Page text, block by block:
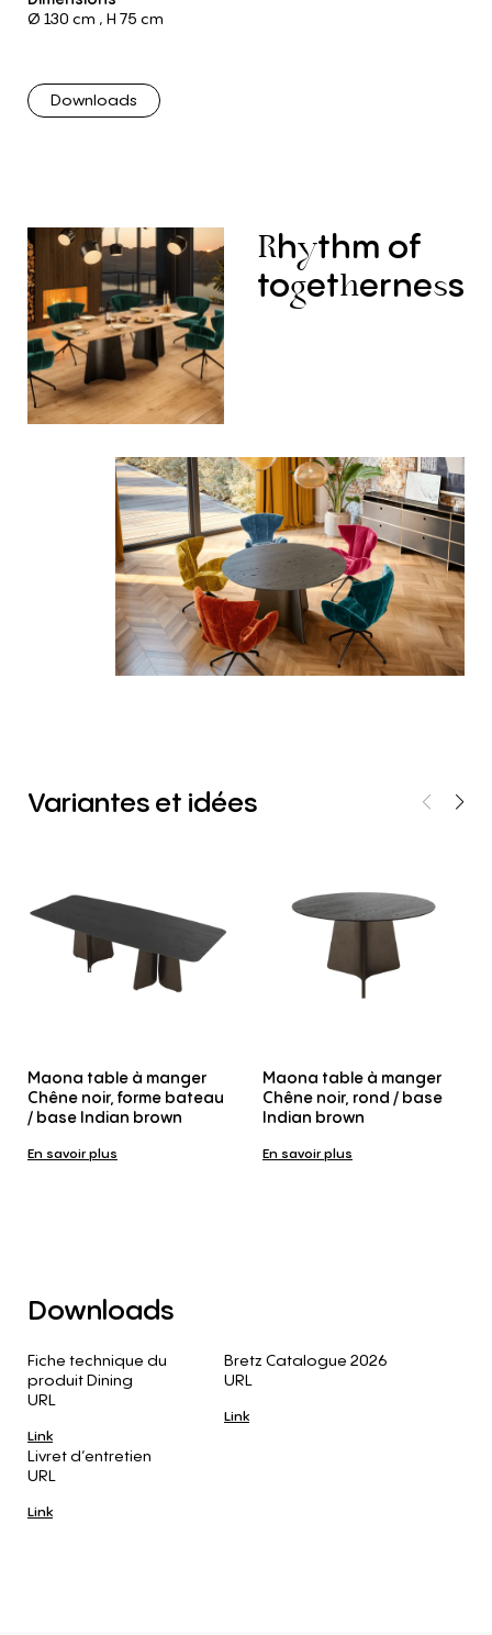
Ø 130 cm , H 75 cm
Downloads
Rhythm of
togetherness
Varianteset idées
Maona table à manger
Chêne noir, forme bateau
/ base Indian brown
En savoir plus
Maona table à manger
Chêne noir, rond / base
Indian brown
En savoir plus
Downloads
Fiche technique du
produit Dining
URL
Link
Bretz Catalogue 2026
URL
Link
Livret d’entretien
URL
Link